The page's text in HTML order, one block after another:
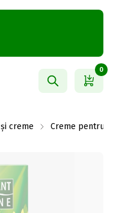
0
creme Creme pentru